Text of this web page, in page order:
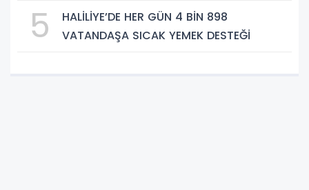
5
HALİLİYE’DE HER GÜN 4 BİN 898
VATANDAŞA SICAK YEMEK DESTEĞİ